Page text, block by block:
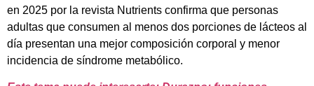
en 2025 por la revista Nutrients confirma que personas
adultas que consumen al menos dos porciones de lácteos al
día presentan una mejor composición corporal y menor
incidencia de síndrome metabólico.